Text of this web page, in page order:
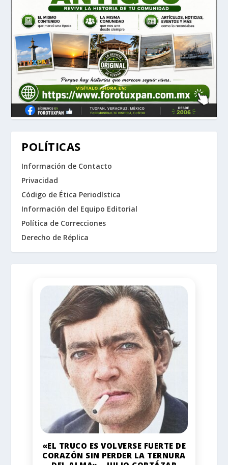
POLÍTICAS
Información de Contacto
Privacidad
Código de Ética Periodística
Información del Equipo Editorial
Política de Correcciones
Derecho de Réplica
«EL TRUCO ES VOLVERSE FUERTE DE
CORAZÓN SIN PERDER LA TERNURA